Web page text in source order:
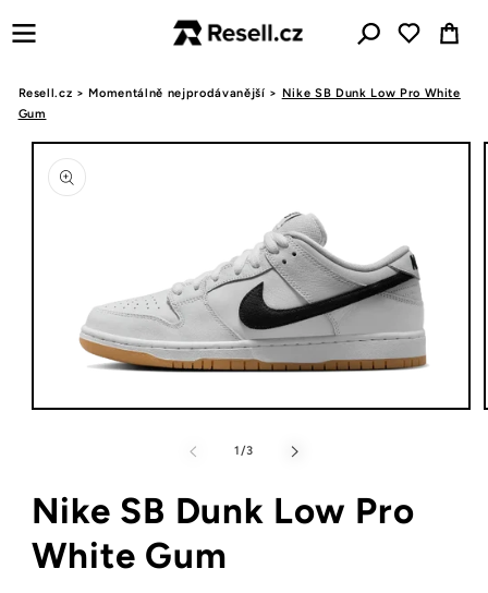
obsahu
Košík
Resell.cz > Momentálně nejprodávanější > Nike SB Dunk Low Pro White
Gum
produktu
okně
1/z3
Nike SB Dunk Low Pro
White Gum